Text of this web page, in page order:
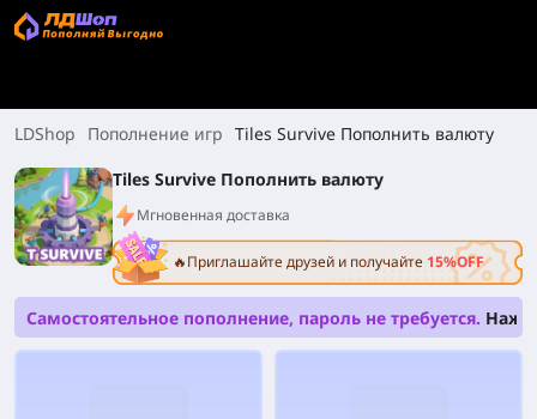
LDShop Пополнение игр Tiles Survive Пополнить валюту
Tiles Survive Пополнить валюту
Мгновенная доставка
🔥Приглашайте друзей и получайте 15%OFF
Самостоятельное пополнение, пароль не требуется.